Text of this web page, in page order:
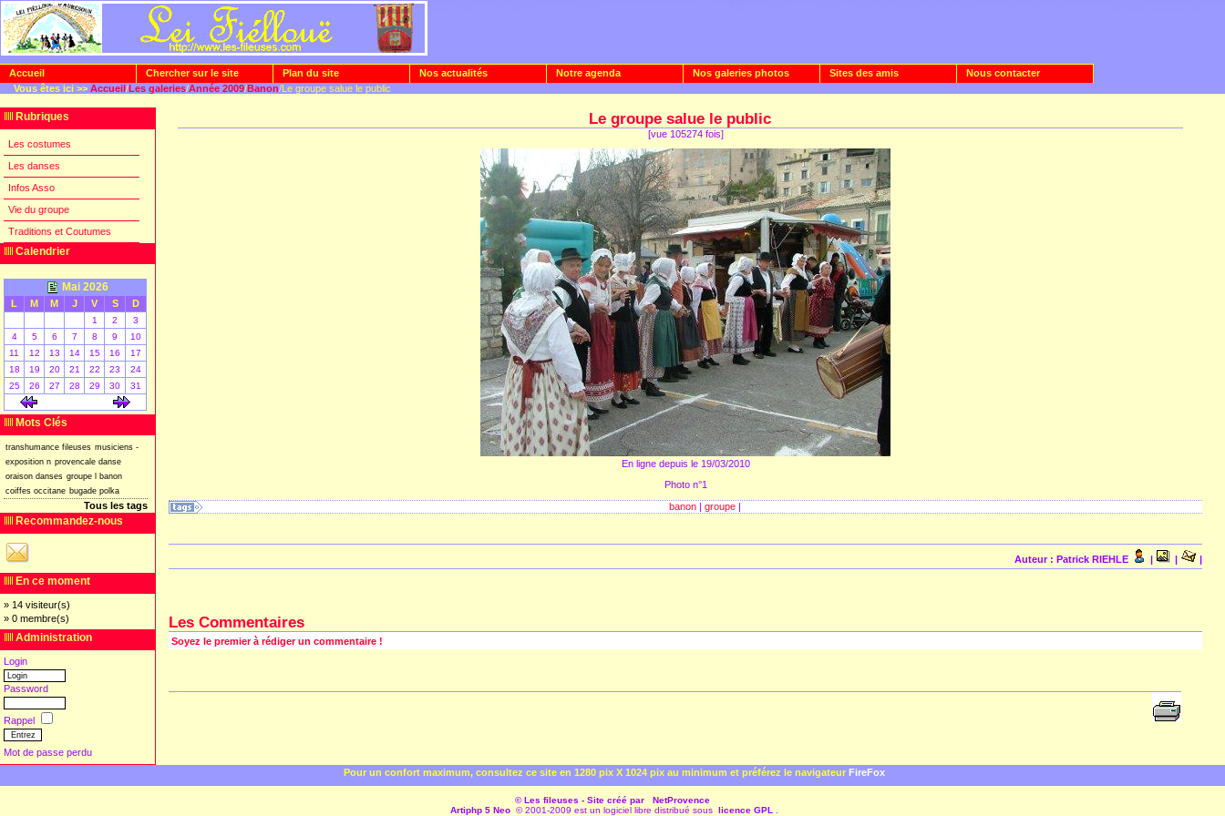
Accueil Chercher sur le site Plan du site Nos actualités Notre agenda Nos galeries photos Sites des amis
Nous contacter
Vous êtes ici >> Accueil/Les galeries/Année 2009/Banon/Le groupe salue le public
Rubriques
Les costumes
Les danses
Infos Asso
Vie du groupe
Traditions et Coutumes
Calendrier
Mai 2026
L M M J V S D
1 2
3
4
5 6 7 8 9
10
11
12 13 14 15 16
17
18
19 20 21 22 23
24
25
26 27 28 29 30 31
Mots Clés
transhumance fileuses musiciens -
exposition n provencale danse
oraison danses groupe
banon
coiffes occitane bugade polka
Tous les tags
Recommandez-nous
En ce moment
» 14 visiteur(s)
» 0 membre(s)
Administration
Login
Password
Rappel
Mot de passe perdu
Le groupe salue le public
[vue 105274 fois]
En ligne depuis le 19/03/2010
Photo n°1
banon| groupe|
Auteur : Patrick RIEHLE | | |
Les Commentaires
Soyez le premier à rédiger un commentaire !
Pour un confort maximum, consultez ce site en 1280 pix X 1024 pix au minimum et préférez le navigateurFireFox
© Les fileuses - Site créé par
NetProvence
Artiphp 5 Neo © 2001-2009 est un logiciel libre distribué sous licence GPL